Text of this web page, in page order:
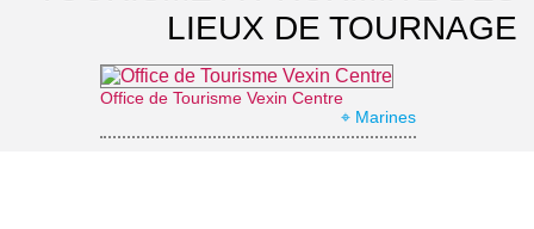
LIEUX DE TOURNAGE
Office de Tourisme Vexin Centre
⌖ Marines